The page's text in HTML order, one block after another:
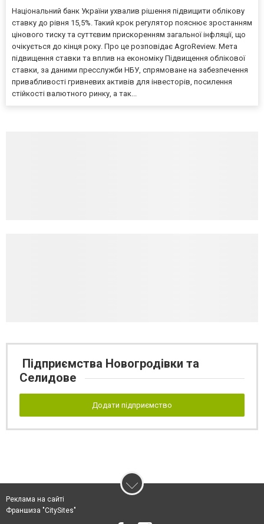
Національний банк України ухвалив рішення підвищити облікову
ставку до рівня 15,5%. Такий крок регулятор пояснює зростанням
цінового тиску та суттєвим прискоренням загальної інфляції, що
очікується до кінця року. Про це розповідає AgroReview. Мета
підвищення ставки та вплив на економіку Підвищення облікової
ставки, за даними пресслужби НБУ, спрямоване на забезпечення
привабливості гривневих активів для інвесторів, посилення
стійкості валютного ринку, а так...
Підприємства Новогродівки та
Селидове
Додати підприємство
Реклама на сайті
Франшиза "CitySites"